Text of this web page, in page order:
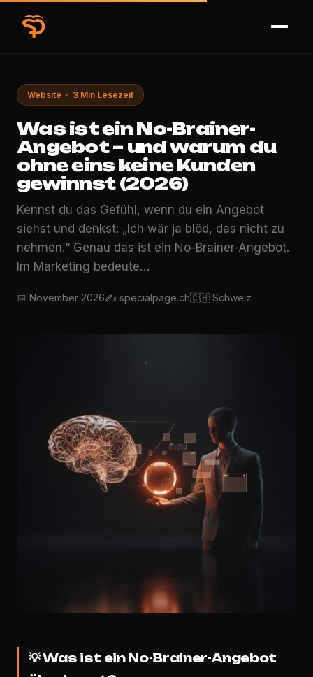
Website · 3 Min Lesezeit
Was ist ein No-Brainer-
Angebot – und warum du
ohne eins keine Kunden
gewinnst (2026)
Kennst du das Gefühl, wenn du ein Angebot
siehst und denkst: „Ich wär ja blöd, das nicht zu
nehmen.“ Genau das ist ein No-Brainer-Angebot.
Im Marketing bedeute…
📅 November 2026✍️ specialpage.ch🇨🇭 Schweiz
💡Was ist ein No-Brainer-Angebot